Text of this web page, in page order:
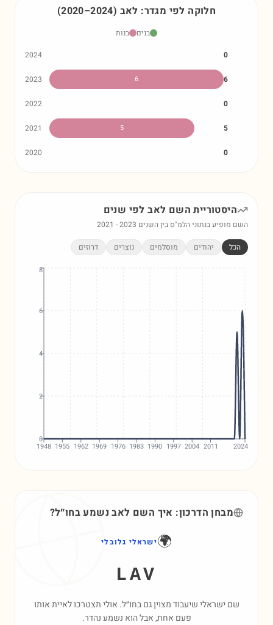
חלוקה לפי מגדר: לאב (2020–2024)
בנים
בנות
2024
0
2023 6 6
2022 0
2021 5 5
2020 0
היסטוריית השם לאבלפי שנים
השם מופיע בנתוני הלמ"ס בין השנים 2021 -2023
הכל יהודים מוסלמים נוצרים דרוזים
1948 1955 1962 1969 1976 1983 1990 1997 2004 2011 2024
0
2
4
6
8
מבחן הדרכון: איך השם לאבנשמע בחו״ל?
🌍ישראלי גלובלי
LAV
שם ישראלי שיעבוד מצוין גם בחו״ל. אולי תצטרכו לאיית אותו
פעם אחת, אבל הוא נשמע נהדר.